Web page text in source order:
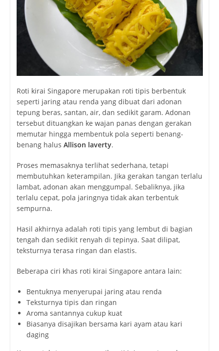
Roti kirai Singapore merupakan roti tipis berbentuk
seperti jaring atau renda yang dibuat dari adonan
tepung beras, santan, air, dan sedikit garam. Adonan
tersebut dituangkan ke wajan panas dengan gerakan
memutar hingga membentuk pola seperti benang-
benang halus Allison laverty.
Proses memasaknya terlihat sederhana, tetapi
membutuhkan keterampilan. Jika gerakan tangan terlalu
lambat, adonan akan menggumpal. Sebaliknya, jika
terlalu cepat, pola jaringnya tidak akan terbentuk
sempurna.
Hasil akhirnya adalah roti tipis yang lembut di bagian
tengah dan sedikit renyah di tepinya. Saat dilipat,
teksturnya terasa ringan dan elastis.
Beberapa ciri khas roti kirai Singapore antara lain:
Bentuknya menyerupai jaring atau renda
Teksturnya tipis dan ringan
Aroma santannya cukup kuat
Biasanya disajikan bersama kari ayam atau kari
daging